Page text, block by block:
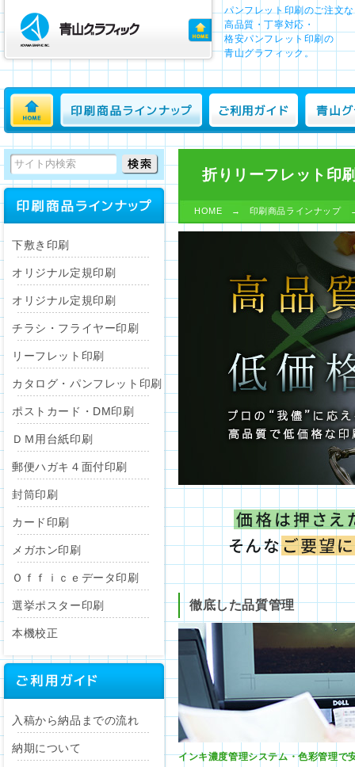
パンフレット印刷のご注文
高品質・丁寧対応・
格安パンフレット印刷の
青山グラフィック。
ホーム
下敷き印刷
オリジナル定規印刷
オリジナル定規印刷
チラシ・フライヤー印刷
リーフレット印刷
カタログ・パンフレット印刷
ポストカード・DM印刷
ＤＭ用台紙印刷
郵便ハガキ４面付印刷
封筒印刷
カード印刷
メガホン印刷
Ｏｆｆｉｃｅデータ印刷
選挙ポスター印刷
本機校正
入稿から納品までの流れ
納期について
折りリーフレット印
HOME → 印刷商品ラインナップ
徹底した品質管理
インキ濃度管理システム・色彩管理で